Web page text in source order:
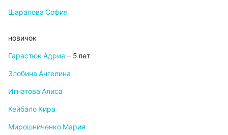
Шарапова София
новичок
Гарастюк Адриа – 5 лет
Злобина Ангелина
Игнатова Алиса
Кейбало Кира
Мирошниченко Мария